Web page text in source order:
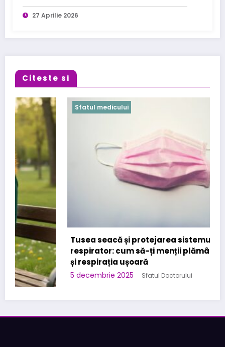
27 Aprilie 2026
Citeste si
Sfatul medicului
Tusea seacă și protejarea sistemului
respirator: cum să-ți menții plămânii sănătoși
și respirația ușoară
5 decembrie 2025 Sfatul Doctorului